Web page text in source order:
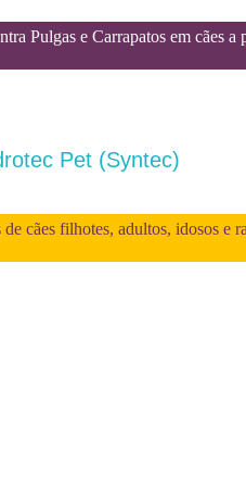
Pulgas e Carrapatos em cães
Pet (Syntec)
cães filhotes, adultos, idosos e